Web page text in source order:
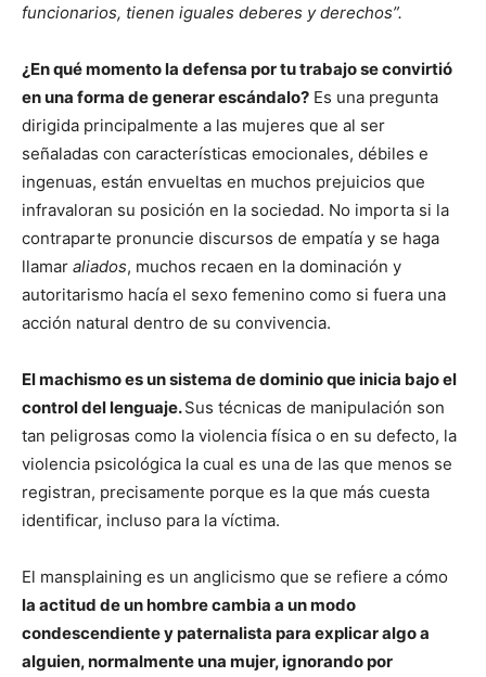
funcionarios, tienen iguales deberes y derechos”.
¿En qué momento la defensa por tu trabajo se convirtió
en una forma de generar escándalo? Es una pregunta
dirigida principalmente a las mujeres que al ser
señaladas con características emocionales, débiles e
ingenuas, están envueltas en muchos prejuicios que
infravaloran su posición en la sociedad. No importa si la
contraparte pronuncie discursos de empatía y se haga
llamar aliados, muchos recaen en la dominación y
autoritarismo hacía el sexo femenino como si fuera una
acción natural dentro de su convivencia.
El machismo es un sistema de dominio que inicia bajo el
control del lenguaje.Sus técnicas de manipulación son
tan peligrosas como la violencia física o en su defecto, la
violencia psicológica la cual es una de las que menos se
registran, precisamente porque es la que más cuesta
identificar, incluso para la víctima.
El mansplaining es un anglicismo que se refiere a cómo
la actitud de un hombre cambia a un modo
condescendiente y paternalista para explicar algo a
alguien, normalmente una mujer, ignorando por